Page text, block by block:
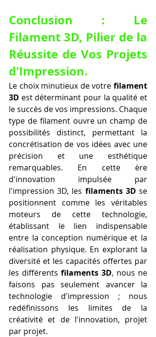
Conclusion : Le
Filament 3D, Pilier de la
Réussite de Vos Projets
d'Impression.
Le choix minutieux de votre filament
3D est déterminant pour la qualité et
le succès de vos impressions. Chaque
type de filament ouvre un champ de
possibilités distinct, permettant la
concrétisation de vos idées avec une
précision et une esthétique
remarquables. En cette ère
d'innovation impulsée par
l'impression 3D, les filaments 3D se
positionnent comme les véritables
moteurs de cette technologie,
établissant le lien indispensable
entre la conception numérique et la
réalisation physique. En explorant la
diversité et les capacités offertes par
les différents filaments 3D, nous ne
faisons pas seulement avancer la
technologie d'impression ; nous
redéfinissons les limites de la
créativité et de l'innovation, projet
par projet.